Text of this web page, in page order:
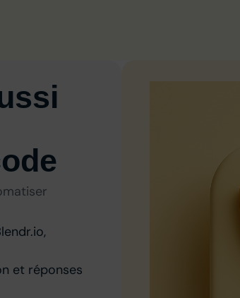
et réponses